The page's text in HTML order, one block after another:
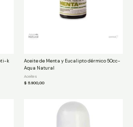
k
Aceite de Menta y Eucalipto dérmico 50cc-
Aqua Natural
Aceites
$ 5.900,00